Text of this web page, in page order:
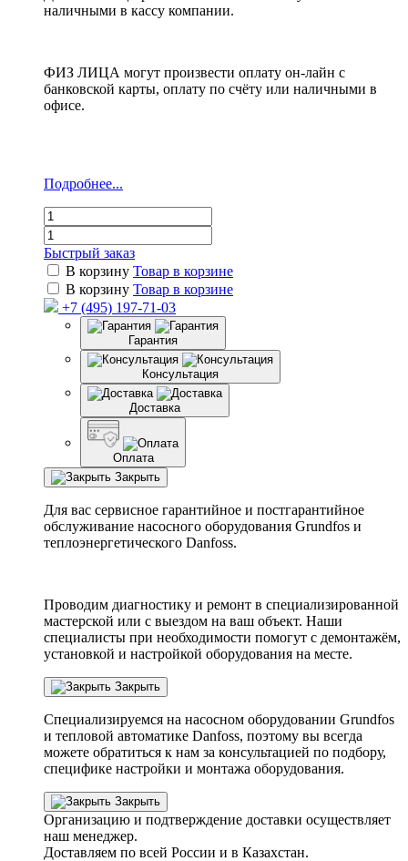
наличными в кассу компании.
ФИЗ ЛИЦА могут произвести оплату он-лайн с
банковской карты, оплату по счёту или наличными в
офисе.
Подробнее...
Быстрый заказ
В корзину Товар в корзине
В корзину Товар в корзине
+7 (495) 197-71-03
Гарантия
Консультация
Доставка
Оплата
Закрыть
Для вас сервисное гарантийное и постгарантийное
обслуживание насосного оборудования Grundfos и
теплоэнергетического Danfoss.
Проводим диагностику и ремонт в специализированной
мастерской или с выездом на ваш объект. Наши
специалисты при необходимости помогут с демонтажём,
установкой и настройкой оборудования на месте.
Закрыть
Специализируемся на насосном оборудовании Grundfos
и тепловой автоматике Danfoss, поэтому вы всегда
можете обратиться к нам за консультацией по подбору,
специфике настройки и монтажа оборудования.
Закрыть
Организацию и подтверждение доставки осуществляет
наш менеджер.
Доставляем по всей России и в Казахстан.